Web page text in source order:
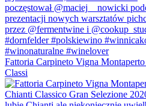
Fattoria Carpineto Vigna
Classi